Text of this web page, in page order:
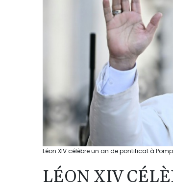
Léon XIV célèbre un an de pontificat à
LÉON XIV